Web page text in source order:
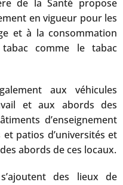
de la Santé propose
en vigueur pour les
et à la consommation
comme le tabac
aux véhicules
et aux abords des
d’enseignement
patios d’universités et
abords de ces locaux.
des lieux de